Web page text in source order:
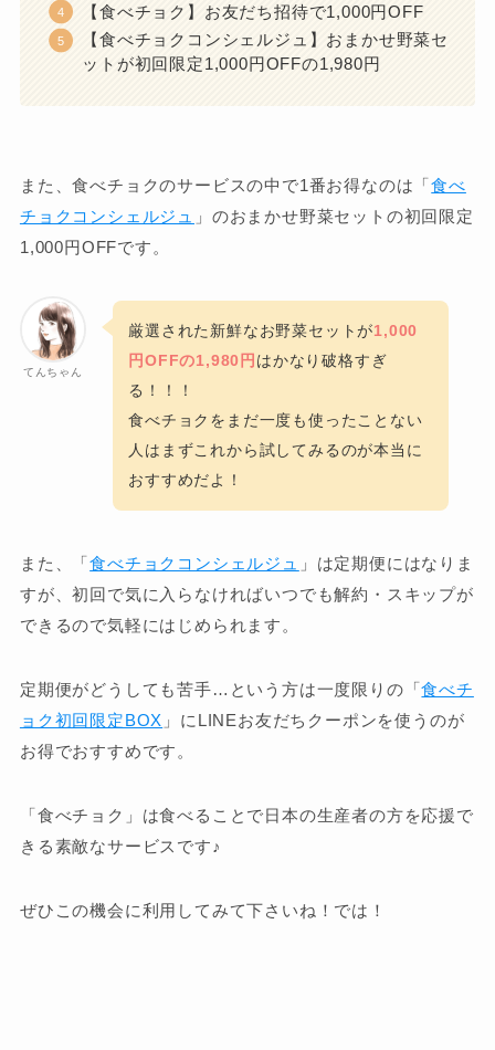
【食べチョク】お友だち招待で1,000円OFF
【食べチョクコンシェルジュ】おまかせ野菜セ
ットが初回限定1,000円OFFの1,980円
また、食べチョクのサービスの中で1番お得なのは「食べ
チョクコンシェルジュ 」のおまかせ野菜セットの初回限定
1,000円OFFです。
てんちゃん
厳選された新鮮なお野菜セットが1,000
円OFFの1,980円 はかなり破格すぎ
る！！！
食べチョクをまだ一度も使ったことない
人はまずこれから試してみるのが本当に
おすすめだよ！
また、「食べチョクコンシェルジュ 」は定期便にはなりま
すが、初回で気に入らなければいつでも解約・スキップが
できるので気軽にはじめられます。
定期便がどうしても苦手…という方は一度限りの「食べチ
ョク初回限定BOX 」にLINEお友だちクーポンを使うのが
お得でおすすめです。
「食べチョク」は食べることで日本の生産者の方を応援で
きる素敵なサービスです♪
ぜひこの機会に利用してみて下さいね！では！